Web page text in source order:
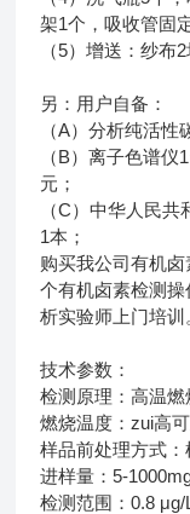
架1个，吸收管固
（5）增送：纱布
另：用户自备：
（A）分析纯活性
（B）离子色谱
元；
（C）中华人民
1本；
购买我公司有机
个有机卤素检测
析实验师上门培训
技术参数：
检测原理：高温燃
燃烧温度：zui高
样品前处理方式
进样量：5-
检测范围：0.8 μg/